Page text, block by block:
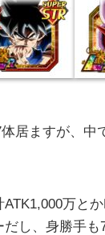
居ますが、中
万と
し、身勝手も